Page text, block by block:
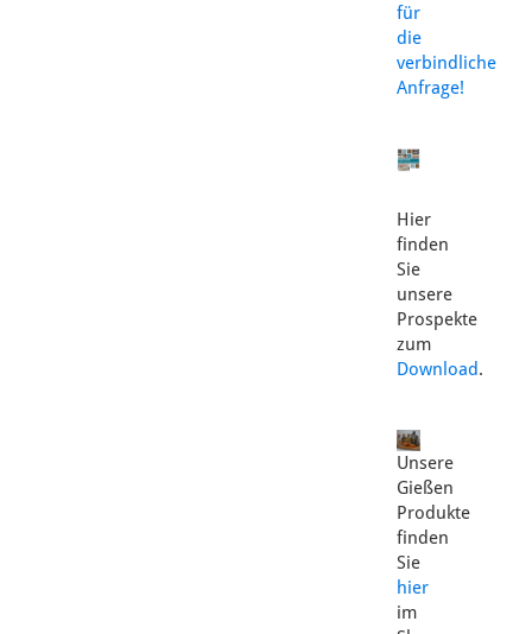
für
die
verbindliche
Anfrage!
Hier
finden
Sie
unsere
Prospekte
zum
Download.
Unsere
Gießen
Produkte
finden
Sie
hier
im